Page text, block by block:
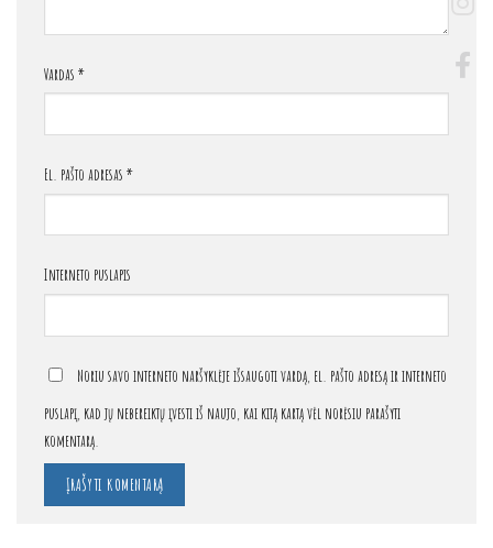
Vardas *
El. pašto adresas *
Interneto puslapis
Noriu savo interneto naršyklėje išsaugoti vardą, el. pašto adresą ir interneto
puslapį, kad jų nebereiktų įvesti iš naujo, kai kitą kartą vėl norėsiu parašyti
komentarą.